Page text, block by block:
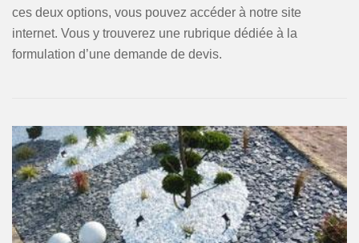
ces deux options, vous pouvez accéder à notre site
internet. Vous y trouverez une rubrique dédiée à la
formulation d’une demande de devis.